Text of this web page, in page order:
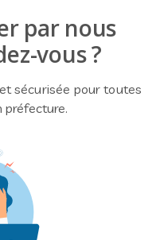
par nous
vous ?
sécurisée pour toutes
préfecture.